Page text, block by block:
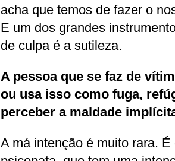
acha que temos de fazer o
E um dos grandes
de culpa é a sutileza.
A pessoa que se faz de
ou usa isso como fuga,
perceber a maldade
A má intenção é muito rara.